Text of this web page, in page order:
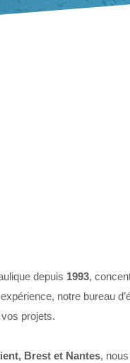
depuis 1993,
notre bureau
projets.
Brest et Nantes,